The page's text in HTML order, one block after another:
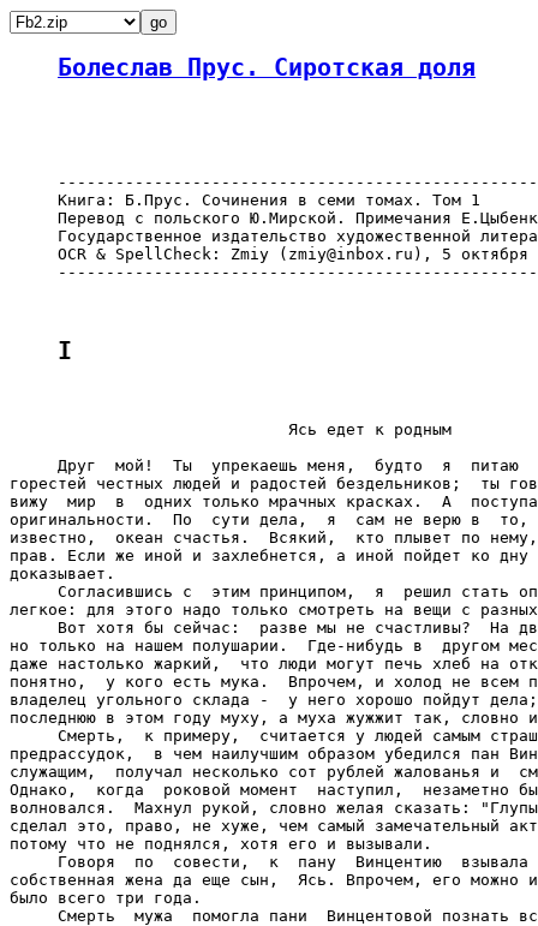
Болеслав Прус. Сиротская доля
     Книга: Б.Прус. Сочинения в семи томах. Том 1
Перевод с польского Ю.Мирской. Примечания
Государственное издательство художественной
OCR & SpellCheck: Zmiy (zmiy@inbox.ru), 5 октября
I